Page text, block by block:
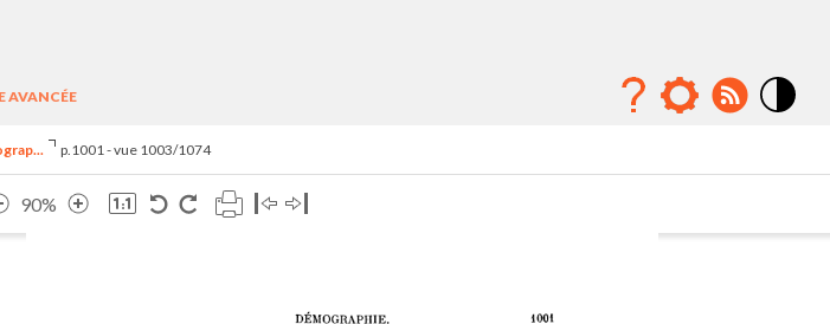
AVANCÉE
p.1001 - vue 1003/1074
90%